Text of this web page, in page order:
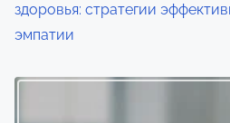
здоровья: стратегии
эмпатии